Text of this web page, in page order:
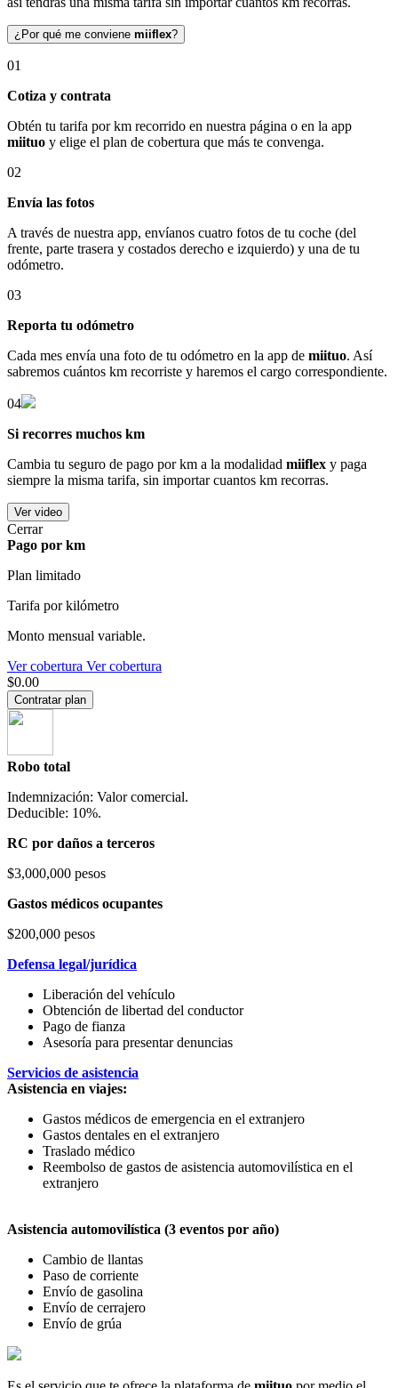
¿Por qué me conviene miiflex?
01
Cotiza y contrata
Obtén tu tarifa por km recorrido en nuestra página o en la app
miituo y elige el plan de cobertura que más te convenga.
02
Envía las fotos
A través de nuestra app, envíanos cuatro fotos de tu coche (del
frente, parte trasera y costados derecho e izquierdo) y una de tu
odómetro.
03
Reporta tu odómetro
Cada mes envía una foto de tu odómetro en la app de miituo. Así
sabremos cuántos km recorriste y haremos el cargo correspondiente.
04
Si recorres muchos km
Cambia tu seguro de pago por km a la modalidad miiflex y paga
siempre la misma tarifa, sin importar cuantos km recorras.
Ver video
Cerrar
Pago por km
Plan limitado
Tarifa por kilómetro
Monto mensual variable.
Ver cobertura Ver cobertura
$0.00
Contratar plan
Robo total
Indemnización: Valor comercial.
Deducible: 10%.
RC por daños a terceros
$3,000,000 pesos
Gastos médicos ocupantes
$200,000 pesos
Defensa legal/jurídica
Liberación del vehículo
Obtención de libertad del conductor
Pago de fianza
Asesoría para presentar denuncias
Servicios de asistencia
Asistencia en viajes:
Gastos médicos de emergencia en el extranjero
Gastos dentales en el extranjero
Traslado médico
Reembolso de gastos de asistencia automovilística en el
extranjero
Asistencia automovilística (3 eventos por año)
Cambio de llantas
Paso de corriente
Envío de gasolina
Envío de cerrajero
Envío de grúa